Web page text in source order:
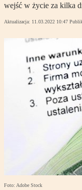
wejść w życie za kilka
Aktualizacja: 11.03.2022 10:47
Foto: Adobe Stock